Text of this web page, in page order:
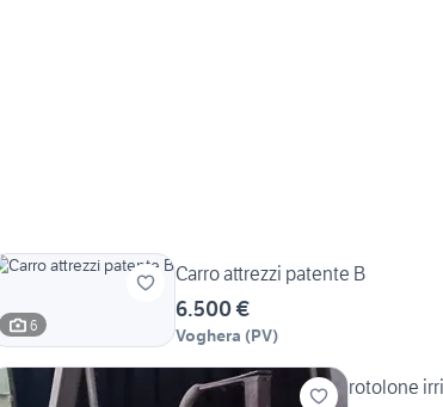
6
Carro attrezzi patente B
6.500 €
Voghera (PV)
rotolone